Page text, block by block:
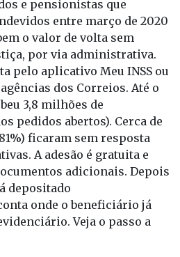
e pensionistas que
entre março de 2020
o valor de volta sem
por via administrativa.
pelo aplicativo Meu INSS ou
dos Correios. Até o
3,8 milhões de
pedidos abertos). Cerca de
ficaram sem resposta
A adesão é gratuita e
adicionais. Depois
depositado
onde o beneficiário já
Veja o passo a